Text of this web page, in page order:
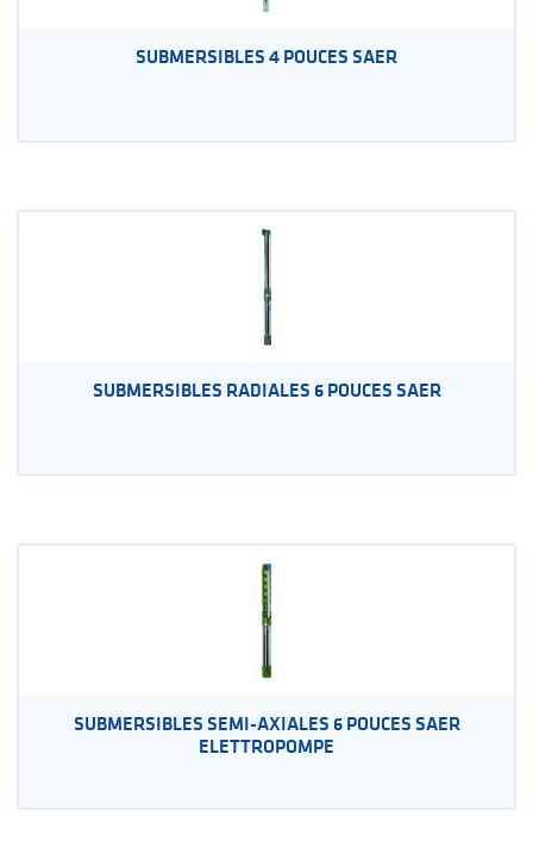
SUBMERSIBLES 4 POUCES SAER
SUBMERSIBLES RADIALES 6 POUCES SAER
SUBMERSIBLES SEMI-AXIALES 6 POUCES SAER
ELETTROPOMPE